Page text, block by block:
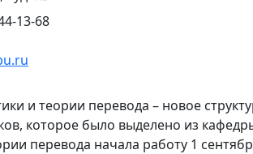
13-68
и теории перевода – новое
которое было выделено из
перевода начала работу 1